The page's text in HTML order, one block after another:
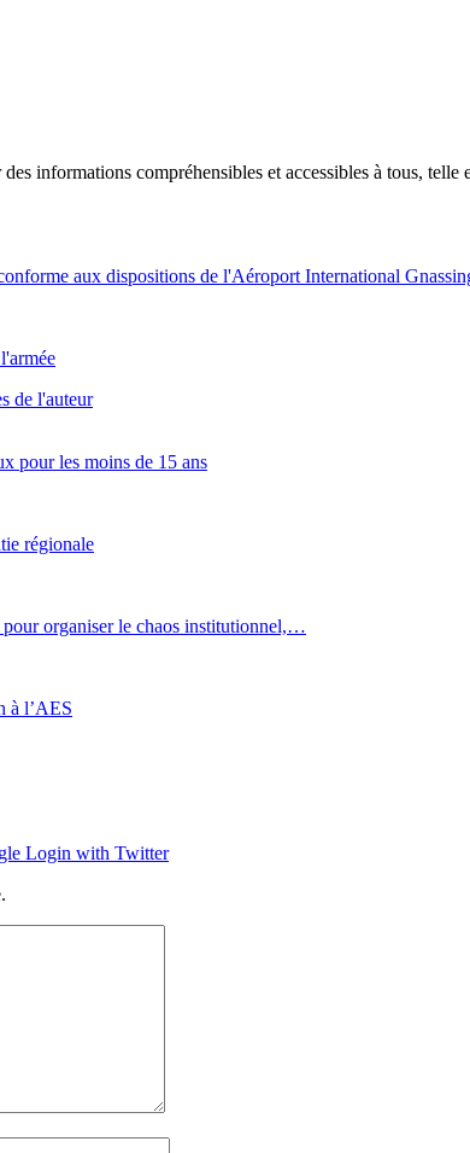
informations compréhensibles et accessibles à tous,
aux dispositions de l'Aéroport International
de l'auteur
pour les moins de 15 ans
régionale
pour organiser le chaos institutionnel,…
à l’AES
Login with Twitter